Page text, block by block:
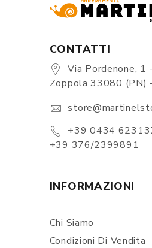
CONTATTI
Via Pordenone, 1
Zoppola 33080 (PN)
+39 0434
+39 376/2399891
INFORMAZIONI
Chi Siamo
Condizioni Di Vendita